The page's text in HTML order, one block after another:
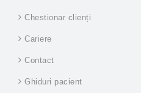
Chestionar clienți
Cariere
Contact
Ghiduri pacient